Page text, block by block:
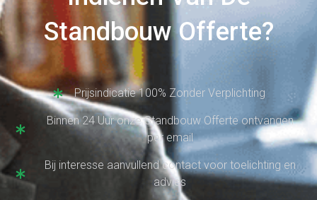
Standbouw Offerte?
Prijsindicatie 100% Zonder Verplichting
Binnen 24 Uur onze Standbouw Offerte ontvangen
per email
Bij interesse aanvullend contact voor toelichting en
advies